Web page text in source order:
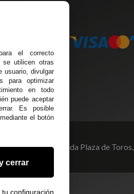
3
14
Avenida Plaza de Toros,
el correcto
se utilicen otras
usuario, divulgar
para optimizar
en todo
puede aceptar
Es posible
el botón
cerrar
tu configuración